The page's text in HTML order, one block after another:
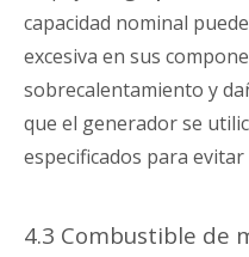
capacidad nominal
excesiva en sus
sobrecalentamiento y
que el generador se
especificados para
4.3 Combustible de